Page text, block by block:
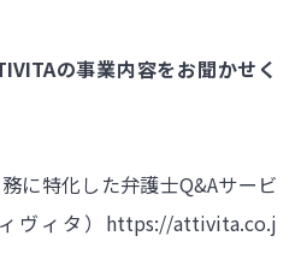
の事業内容をお聞かせく
に特化した弁護士Q&Aサービ
ヴィタ） https://attivita.co.j